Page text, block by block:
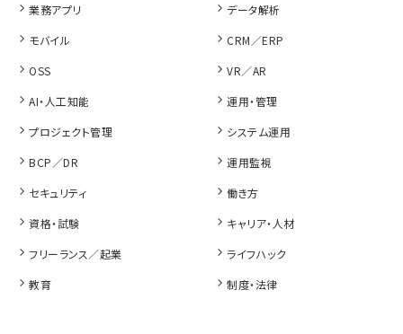
業務アプリ
データ解析
モバイル
CRM／ERP
OSS
VR／AR
AI・人工知能
運用・管理
プロジェクト管理
システム運用
BCP／DR
運用監視
セキュリティ
働き方
資格・試験
キャリア・人材
フリーランス／起業
ライフハック
教育
制度・法律